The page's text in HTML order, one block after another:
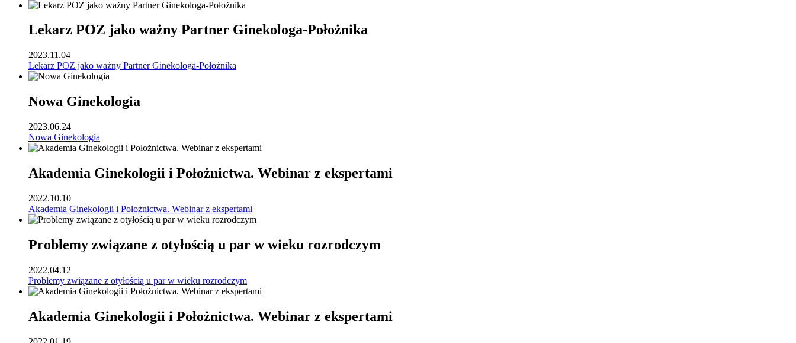
Lekarz POZ jako ważny Partner Ginekologa-Położnika
2023.11.04
Lekarz POZ jako ważny Partner Ginekologa-Położnika
Nowa Ginekologia
2023.06.24
Nowa Ginekologia
Akademia Ginekologii i Położnictwa. Webinar z ekspertami
2022.10.10
Akademia Ginekologii i Położnictwa. Webinar z ekspertami
Problemy związane z otyłością u par w wieku rozrodczym
2022.04.12
Problemy związane z otyłością u par w wieku rozrodczym
Akademia Ginekologii i Położnictwa. Webinar z ekspertami